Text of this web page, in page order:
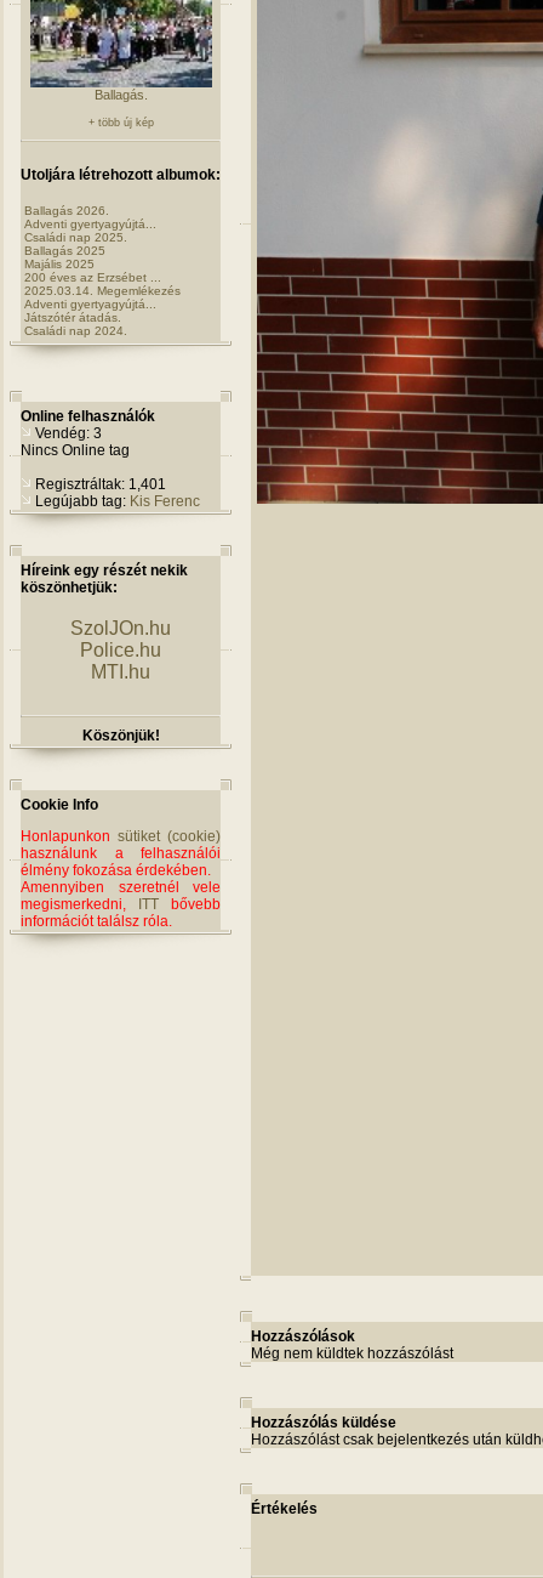
Ballagás.
+ több új kép
Utoljára létrehozott albumok:
Ballagás 2026.
Adventi gyertyagyújtá...
Családi nap 2025.
Ballagás 2025
Majális 2025
200 éves az Erzsébet ...
2025.03.14. Megemlékezés
Adventi gyertyagyújtá...
Játszótér átadás.
Családi nap 2024.
Online felhasználók
Vendég: 3
Nincs Online tag
Regisztráltak: 1,401
Legújabb tag: Kis Ferenc
Híreink egy részét nekik
köszönhetjük:
SzolJOn.hu
Police.hu
MTI.hu
Köszönjük!
Cookie Info
Honlapunkon sütiket (cookie)
használunk a felhasználói
élmény fokozása érdekében.
Amennyiben szeretnél vele
megismerkedni,
ITT bővebb
információt találsz róla.
Hozzászólások
Még nem küldtek hozzászólást
Hozzászólás küldése
Hozzászólást csak bejelentkezés után
Értékelés